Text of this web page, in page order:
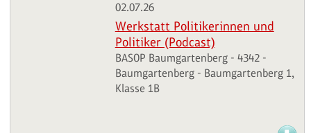
02.07.26
Werkstatt Politikerinnen und
Politiker (Podcast)
BASOP Baumgartenberg - 4342 -
Baumgartenberg - Baumgartenberg 1,
Klasse 1B